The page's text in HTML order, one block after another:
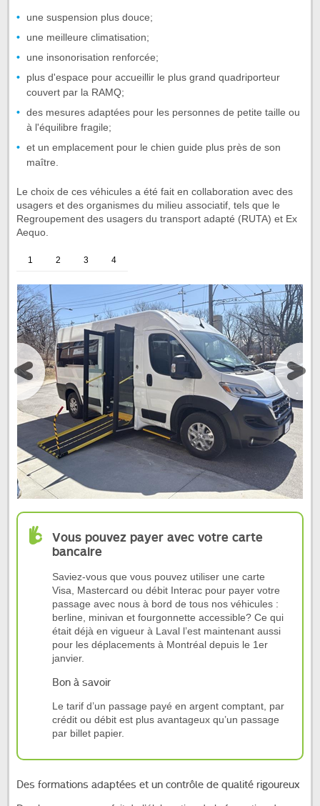
une suspension plus douce;
une meilleure climatisation;
une insonorisation renforcée;
plus d'espace pour accueillir le plus grand quadriporteur
couvert par la RAMQ;
des mesures adaptées pour les personnes de petite taille ou
à l'équilibre fragile;
et un emplacement pour le chien guide plus près de son
maître.
Le choix de ces véhicules a été fait en collaboration avec des
usagers et des organismes du milieu associatif, tels que le
Regroupement des usagers du transport adapté (RUTA) et Ex
Aequo.
1 2 3 4
Vous pouvez payer avec votre carte
bancaire
Saviez-vous que vous pouvez utiliser une carte
Visa, Mastercard ou débit Interac pour payer votre
passage avec nous à bord de tous nos véhicules :
berline, minivan et fourgonnette accessible? Ce qui
était déjà en vigueur à Laval l’est maintenant aussi
pour les déplacements à Montréal depuis le 1er
janvier.
Bon à savoir
Le tarif d’un passage payé en argent comptant, par
crédit ou débit est plus avantageux qu’un passage
par billet papier.
Des formations adaptées et un contrôle de qualité rigoureux